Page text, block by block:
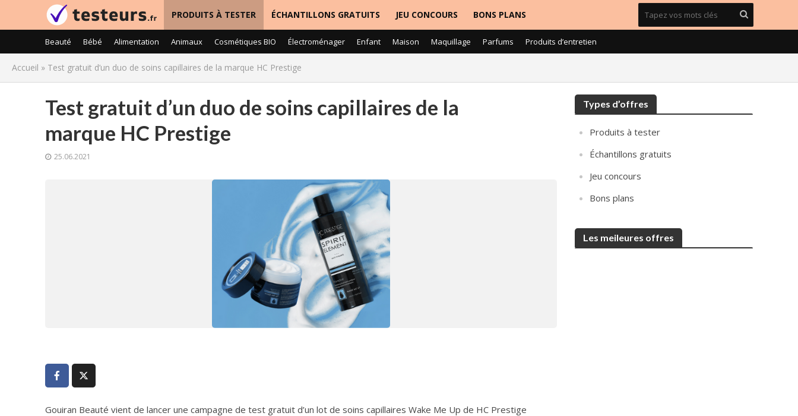
PRODUITS À TESTER ÉCHANTILLONS GRATUITS JEU CONCOURS BONS PLANS
Beauté Bébé Alimentation Animaux Cosmétiques BIO Électroménager Enfant Maison Maquillage Parfums Produits d’entretien
Accueil » Test gratuit d’un duo de soins capillaires de la marque HC Prestige
Test gratuit d’un duo de soins capillaires de la
marque HC Prestige
25.06.2021
Gouiran Beauté vient de lancer une campagne de test gratuit d’un lot de soins capillaires Wake Me Up de HC Prestige
Types d’offres
Produits à tester
Échantillons gratuits
Jeu concours
Bons plans
Les meileures offres